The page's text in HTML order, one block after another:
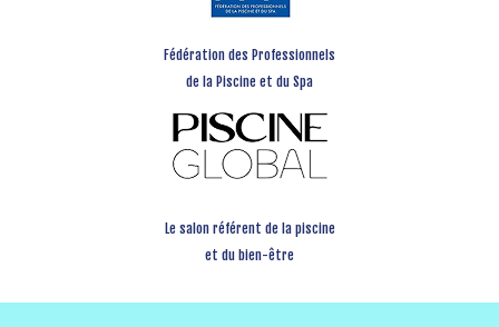
Fédération des Professionnels
de la Piscine et du Spa
Le salon référent de la piscine
et du bien-être